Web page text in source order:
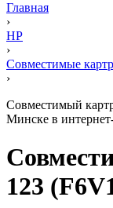
Главная
›
HP
›
Совместимые
›
Совместимый
Минске в
123